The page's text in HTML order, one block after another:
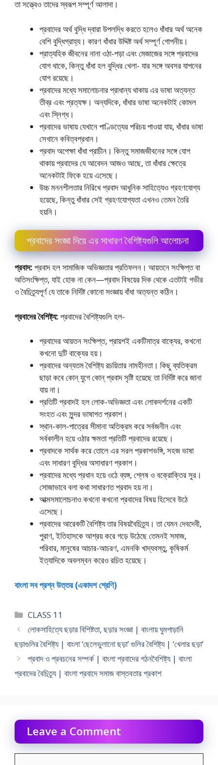
তা সত্ত্বেও তাদের স্বরূপ সম্পূর্ণ আলাদা।
প্রবাদের অর্থ বুদ্ধি দ্বারা উপলদ্ধি করতে হলেও ধাঁধার অর্থ অনেক
বেশি বুদ্ধিগ্রাহ্য। কারণ ধাঁধার উদ্দিষ্ট অর্থ সম্পূর্ণ গােপনীয়।
প্রাত্যহিক জীবনের নানা ওঠা-পড়া এবং মেজাজের সঙ্গে প্রবাদের
যােগ থাকে, কিন্তু ধাঁধা হল বুদ্ধির খেলা- যার সঙ্গে অবসর যাপনের
যােগ রয়েছে।
প্রবাদের মধ্যে সমালােচনার প্রাধান্য থাকায় এর ভাষা অত্যন্ত
তীব্র এবং প্রত্যক্ষ। অন্যদিকে, ধাঁধার ভাষা অনেকটাই কোমল
এবং স্নিগ্ধ।
প্রবাদের ভাষায় যেখানে পাণ্ডিত্যের পরিচয় পাওয়া যায়, ধাঁধার ভাষা
সেখানে কবিত্বপ্রধান।
প্রবাদ অপেক্ষা ধাঁধা প্রাচীন। কিন্তু সমাজজীবনের সঙ্গে যােগ
থাকায় প্রবাদের যে আবেদন আজও আছে, তা ধাঁধার ক্ষেত্রে
অনেকটাই ফিকে হয়ে এসেছে।
উচ্চ মননশীলতার নিরিখে প্রবাদ আধুনিক সাহিত্যেও গ্রহণযােগ্য
হয়েছে, কিন্তু ধাঁধার সেই গ্রহণযােগ্যতা এখনও তেমন তৈরি
হয়নি।
প্রবাদের সংজ্ঞা দিয়ে এর সাধারণ বৈশিষ্ট্যগুলি আলােচনা
প্রবাদ: প্রবাদ হল সামাজিক অভিজ্ঞতার প্রতিফলন। আয়তনে সংক্ষিপ্ত বা
অতিসংক্ষিপ্ত, যাই হােক না কেন—প্রবাদ বিষয়ের দিক থেকে এতটাই গভীর
ও বৈচিত্র্যপূর্ণ যে তাকে নির্দিষ্ট কোনাে সংজ্ঞায় বাঁধা অত্যন্ত কঠিন।
প্রবাদের বৈশিষ্ট্য: প্রবাদের বৈশিষ্ট্যগুলি হল-
প্রবাদের আয়তন সংক্ষিপ্ত, প্রায়শই একটিমাত্র বাক্যের, কখনাে
কখনাে দুটি বাক্যের হয়।
প্রবাদের অন্যতম বৈশিষ্ট্য রচয়িতার নামহীনতা। কিছু ব্যতিক্রম
ছাড়া কবে কোন্ যুগে কোন্ প্রবাদ সৃষ্টি হয়েছে তা নির্দিষ্ট করে জানা
যায় না।
প্রতিটি প্রবাদই হল লােক-অভিজ্ঞতা এবং লােকদর্শনের একটি
সংহত এবং সুন্দর ভাষাগত প্রকাশ।
স্থান-কাল-পাত্রের সীমানা অতিক্রম করে সর্বজনীন এবং
সর্বকালীন হয়ে ওঠার ক্ষমতা প্রতিটি প্রবাদের রয়েছে।
প্রবাদকে সার্থক করে তােলে এর সরল প্রকাশভঙ্গি, সহজ ভাষা
এবং সাধারণ বুদ্ধির অসাধারণ প্রকাশ।
প্রবাদের মধ্যে প্রধান হয়ে ওঠে ব্যঙ্গ, শ্লেষ ও বক্রোক্তির সুর।
সােজাভাবে বলা কথা সাধারণত প্রবাদ হয় না।
আত্মসমালােচনাও কখনাে কখনাে প্রবাদের বিষয় হিসেবে উঠে
এসেছে।
প্রবাদের আরেকটি বৈশিষ্ট্য তার বিষয়বৈচিত্র্য। তা যেমন দেবদেবী,
পুরাণ, ইতিহাসকে আশ্রয় করে গড়ে উঠেছে তেমনই সমাজ,
পরিবার, মানুষের আচার-আচরণ, এমনকি খাদ্যবস্তু, কৃষিকর্ম
ইত্যাদিকে অবলম্বন করেও রচিত হয়েছে।
বাংলা সব প্রশ্ন উত্তর (একাদশ শ্রেণি)
Categories
CLASS 11
লােকসাহিত্যে ছড়ার বিশিষ্টতা, ছড়ার সংজ্ঞা | বাংলায় ঘুমপাড়ানি
ছড়াগুলির বৈশিষ্ট্য | বাংলা ‘ছেলেভুলানাে ছড়া’ গুলির বৈশিষ্ট্য | ‘খেলার ছড়া’
প্রবাদ ও প্রবচনের সম্পর্ক | বাংলা প্রবাদের গঠনবৈশিষ্ট্য | বাংলা
প্রবাদের বৈচিত্র্য | বাংলা প্রবাদে সমাজ বাস্তবতার প্রকাশ
Leave a Comment